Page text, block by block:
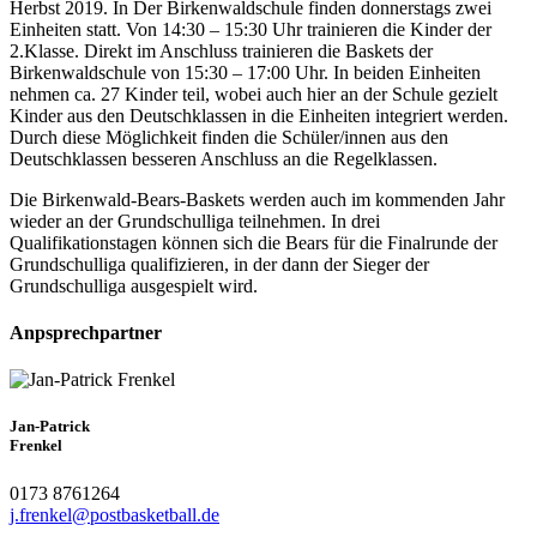
Herbst 2019. In Der Birkenwaldschule finden donnerstags zwei
Einheiten statt. Von 14:30 – 15:30 Uhr trainieren die Kinder der
2.Klasse. Direkt im Anschluss trainieren die Baskets der
Birkenwaldschule von 15:30 – 17:00 Uhr. In beiden Einheiten
nehmen ca. 27 Kinder teil, wobei auch hier an der Schule gezielt
Kinder aus den Deutschklassen in die Einheiten integriert werden.
Durch diese Möglichkeit finden die Schüler/innen aus den
Deutschklassen besseren Anschluss an die Regelklassen.
Die Birkenwald-Bears-Baskets werden auch im kommenden Jahr
wieder an der Grundschulliga teilnehmen. In drei
Qualifikationstagen können sich die Bears für die Finalrunde der
Grundschulliga qualifizieren, in der dann der Sieger der
Grundschulliga ausgespielt wird.
Anpsprechpartner
Jan-Patrick
Frenkel
0173 8761264
j.frenkel@postbasketball.de